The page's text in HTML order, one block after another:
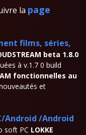
la page
films, séries,
beta 1.8.0
à v.1.7 0 build
fonctionnelles au
et
Android /Android
soft PC LOKKE